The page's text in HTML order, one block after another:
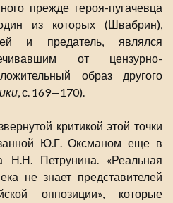
прежде героя-пугачевца
из которых (Швабрин),
и предатель, являлся
от цензурно-
образ другого
, с. 169—170).
критикой этой точки
Ю.Г. Оксманом еще в
Н.Н. Петрунина. «Реальная
не знает представителей
оппозиции», которые